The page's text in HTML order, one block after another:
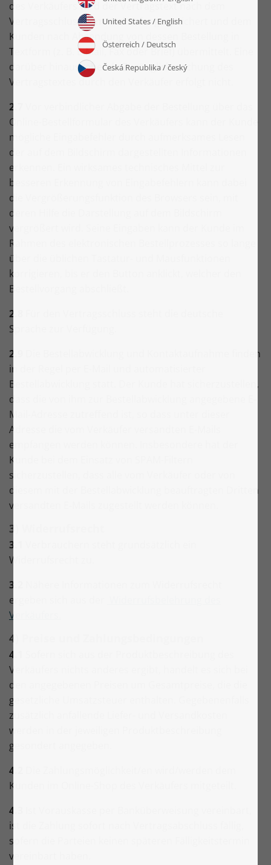
des Verkäufers wird der Vertragstext nach dem
Vertragsschluss vom Verkäufer gespeichert und dem
Kunden nach Absendung von dessen Bestellung in
Textform (z. B. E-Mail, Fax oder Brief) übermittelt. Eine
darüber hinausgehende Zugänglichmachung des
Vertragstextes durch den Verkäufer erfolgt nicht.
2.7
Online-Bestellformular des Verkäufers kann der Kunde
mögliche Eingabefehler durch aufmerksames Lesen
der auf dem Bildschirm dargestellten Informationen
erkennen. Ein wirksames technisches Mittel zur
besseren Erkennung von Eingabefehlern kann dabei
die Vergrößerungsfunktion des Browsers sein, mit
deren Hilfe die Darstellung auf dem Bildschirm
vergrößert wird. Seine Eingaben kann der Kunde im
Rahmen des elektronischen Bestellprozesses so lange
über die üblichen Tastatur- und Mausfunktionen
korrigieren, bis er den Button anklickt, welcher den
Bestellvorgang abschließt.
2.8
Sprache zur Verfügung.
2.9
Die Bestellabwicklung und Kontaktaufnahme finden
in der Regel per E-Mail und automatisierter
Bestellabwicklung statt. Der Kunde hat sicherzustellen,
dass die von ihm zur Bestellabwicklung angegebene E-
Mail-Adresse zutreffend ist, so dass unter dieser
Adresse die vom Verkäufer versandten E-Mails
empfangen werden können. Insbesondere hat der
Kunde bei dem Einsatz von SPAM-Filtern
sicherzustellen, dass alle vom Verkäufer oder von
diesem mit der Bestellabwicklung beauftragten Dritten
versandten E-Mails zugestellt werden können.
3) Widerrufsrecht
3.1
Widerrufsrecht zu.
3.2
ergeben sich aus der
Verkäufers.
4) Preise und Zahlungsbedingungen
4.1
Verkäufers nichts anderes ergibt, handelt es sich bei
den angegebenen Preisen um Gesamtpreise, die die
gesetzliche Umsatzsteuer enthalten. Gegebenenfalls
zusätzlich anfallende Liefer- und Versandkosten
werden in der jeweiligen Produktbeschreibung
gesondert angegeben.
4.2
Kunden im Online-Shop des Verkäufers mitgeteilt.
4.3
ist die Zahlung sofort nach Vertragsabschluss fällig,
sofern die Parteien keinen späteren Fälligkeitstermin
vereinbart haben.